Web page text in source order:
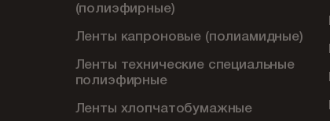
(полиэфирные)
Ленты капроновые (полиамидные)
Ленты технические специальные
полиэфирные
Ленты хлопчатобумажные